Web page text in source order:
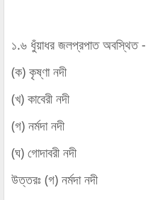
১.৬ ধুঁয়াধর জলপ্রপাত অবস্থিত -
(ক) কৃষ্ণা নদী
(খ) কাবেরী নদী
(গ) নর্মদা নদী
(ঘ) গোদাবরী নদী
উত্তরঃ (গ) নর্মদা নদী